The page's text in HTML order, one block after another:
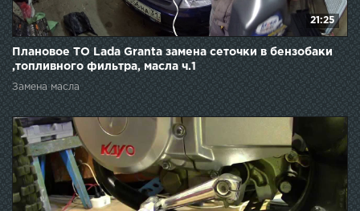
21:25
Плановое ТО Lada Granta замена сеточки в бензобаки
,топливного фильтра, масла ч.1
Замена масла